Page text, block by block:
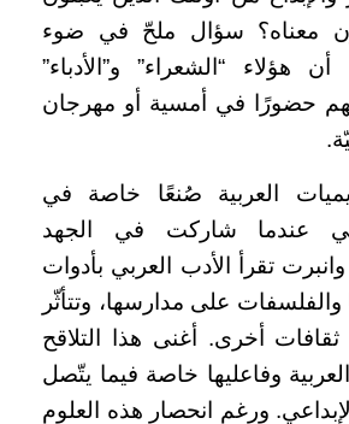
معناه؟ سؤال ملحّ في ضوء
هؤلاء “الشعراء” و”الأدباء”
حضورًا في أمسية أو مهرجان
العربية صُنعًا خاصة في
عندما شاركت في الجهد
وانبرت تقرأ الأدب العربي بأدوات
والفلسفات على مدارسها، وتتأثّر
أخرى. أغنى هذا التلاقح
العربية وفاعليها خاصة فيما يتّصل
ورغم انحصار هذه العلوم